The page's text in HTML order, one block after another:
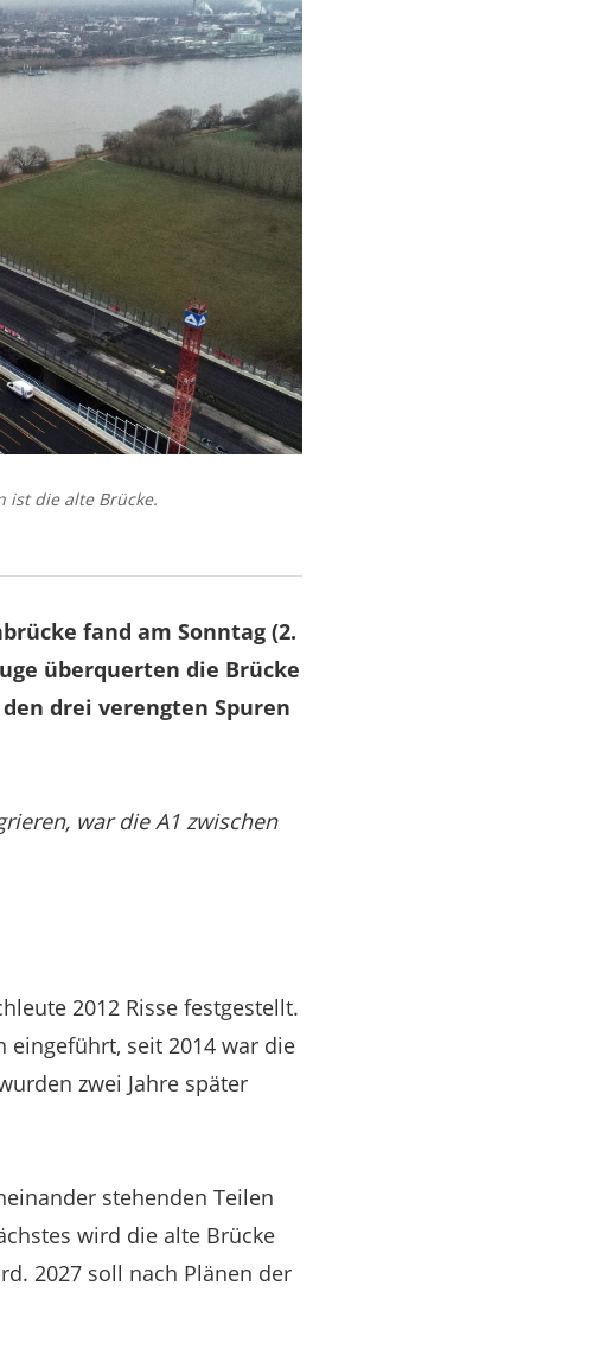
ist die alte Brücke.
fand am Sonntag (2.
überquerten die Brücke
drei verengten Spuren
war die A1 zwischen
2012 Risse festgestellt.
eingeführt, seit 2014 war die
zwei Jahre später
stehenden Teilen
wird die alte Brücke
2027 soll nach Plänen der